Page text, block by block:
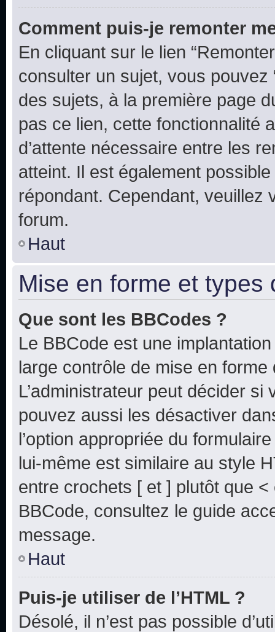
Comment puis-je remonter
En cliquant sur le lien
consulter un sujet, vous pouvez
des sujets, à la première page
pas ce lien, cette fonctionnalité
d’attente nécessaire entre les
atteint. Il est également
répondant. Cependant,
forum.
Haut
Mise en forme et types
Que sont les BBCodes ?
Le BBCode est une
large contrôle de mise en forme
L’administrateur peut décider
pouvez aussi les désactiver
l’option appropriée du
lui-même est similaire au style
entre crochets [ et ] plutôt que
BBCode, consultez le guide
message.
Haut
Puis-je utiliser de l’HTML ?
Désolé, il n’est pas possible